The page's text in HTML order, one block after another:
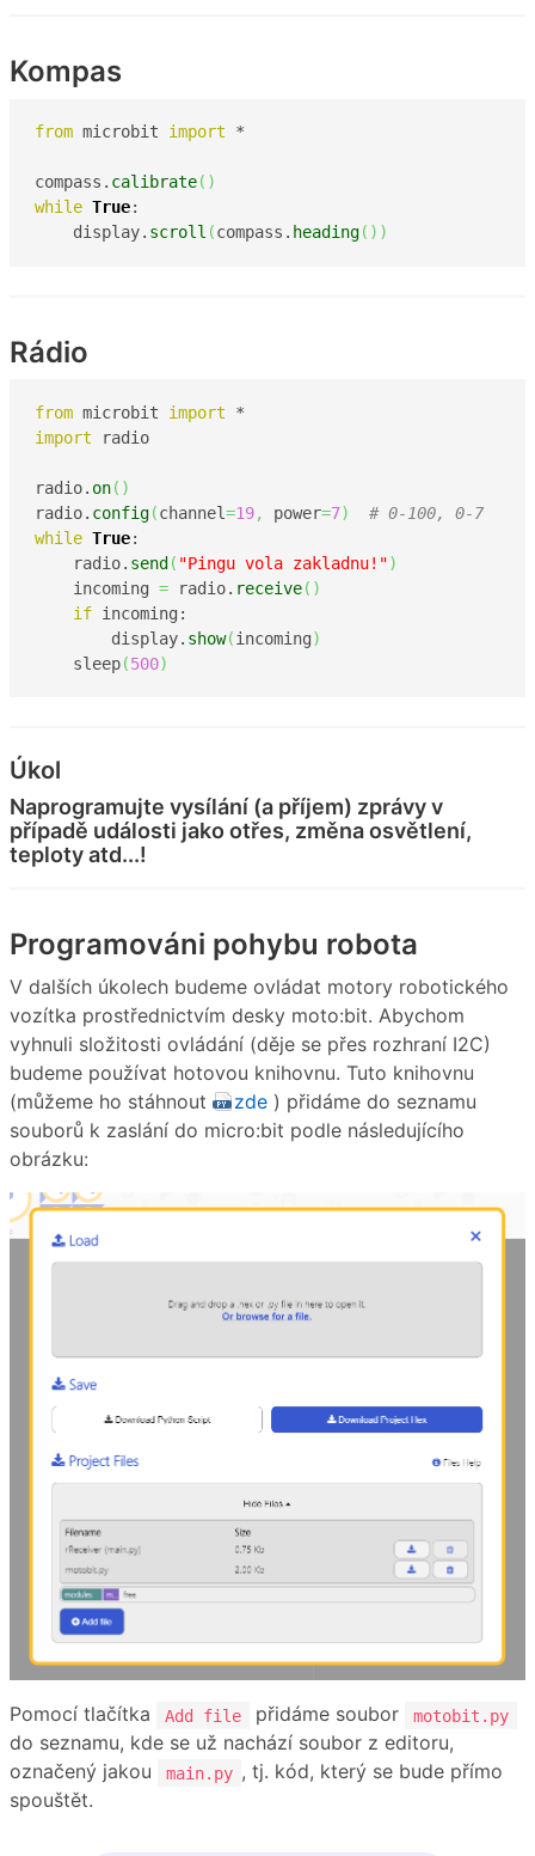
Kompas
from microbit import *
compass. calibrate( )
while True:
    display.
scroll (compass. heading( ) )
Rádio
from microbit import
import radio
radio. on( )
radio. config(channel=19, power=7)
# 0-100, 0-7
while True:
    radio.
send ( "Pingu vola zakladnu!")
    incoming
= radio. receive( )
if incoming:
        display.
show(incoming)
    sleep
(500)
Úkol
Naprogramujte vysílání (a příjem) zprávy v
případě události jako otřes, změna osvětlení,
teploty atd...!
Programováni pohybu robota
V dalších úkolech budeme ovládat motory robotického
vozítka prostřednictvím desky moto:bit. Abychom
vyhnuli složitosti ovládání (děje se přes rozhraní I2C)
budeme používat hotovou knihovnu. Tuto knihovnu
(můžeme ho stáhnout
zde ) přidáme do seznamu
souborů k zaslání do micro:bit podle následujícího
obrázku:
Pomocí tlačítka Add file přidáme soubor motobit.py
do seznamu, kde se už nachází soubor z editoru,
označený jakou
main.py , tj. kód, který se bude přímo
spouštět.